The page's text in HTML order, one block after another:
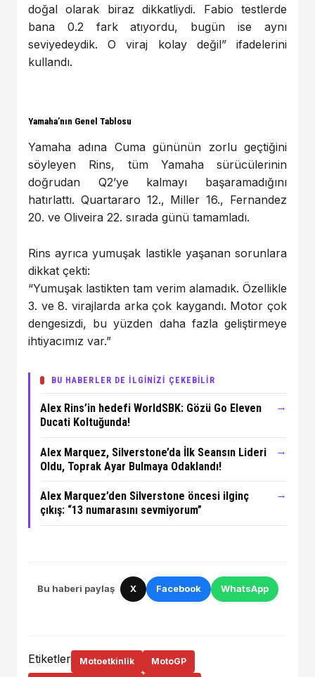
doğal olarak biraz dikkatliydi. Fabio testlerde
bana 0.2 fark atıyordu, bugün ise aynı
seviyedeydik. O viraj kolay değil” ifadelerini
kullandı.
Yamaha’nın Genel Tablosu
Yamaha adına Cuma gününün zorlu geçtiğini
söyleyen Rins, tüm Yamaha sürücülerinin
doğrudan Q2’ye kalmayı başaramadığını
hatırlattı. Quartararo 12., Miller 16., Fernandez
20. ve Oliveira 22. sırada günü tamamladı.
Rins ayrıca yumuşak lastikle yaşanan sorunlara
dikkat çekti:
“Yumuşak lastikten tam verim alamadık. Özellikle
3. ve 8. virajlarda arka çok kaygandı. Motor çok
dengesizdi, bu yüzden daha fazla geliştirmeye
ihtiyacımız var.”
BU HABERLER DE İLGİNİZİ ÇEKEBİLİR
Alex Rins’in hedefi WorldSBK: Gözü Go Eleven
Ducati Koltuğunda!
→
Alex Marquez, Silverstone’da İlk Seansın Lideri
Oldu, Toprak Ayar Bulmaya Odaklandı!
→
Alex Marquez’den Silverstone öncesi ilginç
çıkış: “13 numarasını sevmiyorum”
→
Bu haberi paylaş X Facebook WhatsApp
Etiketler Motoetkinlik MotoGP